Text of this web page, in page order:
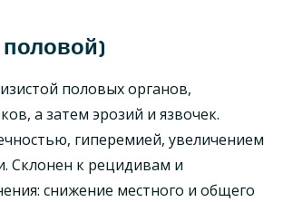
половых органов,
а затем эрозий и язвочек.
гиперемией, увеличением
Склонен к рецидивам и
снижение местного и общего